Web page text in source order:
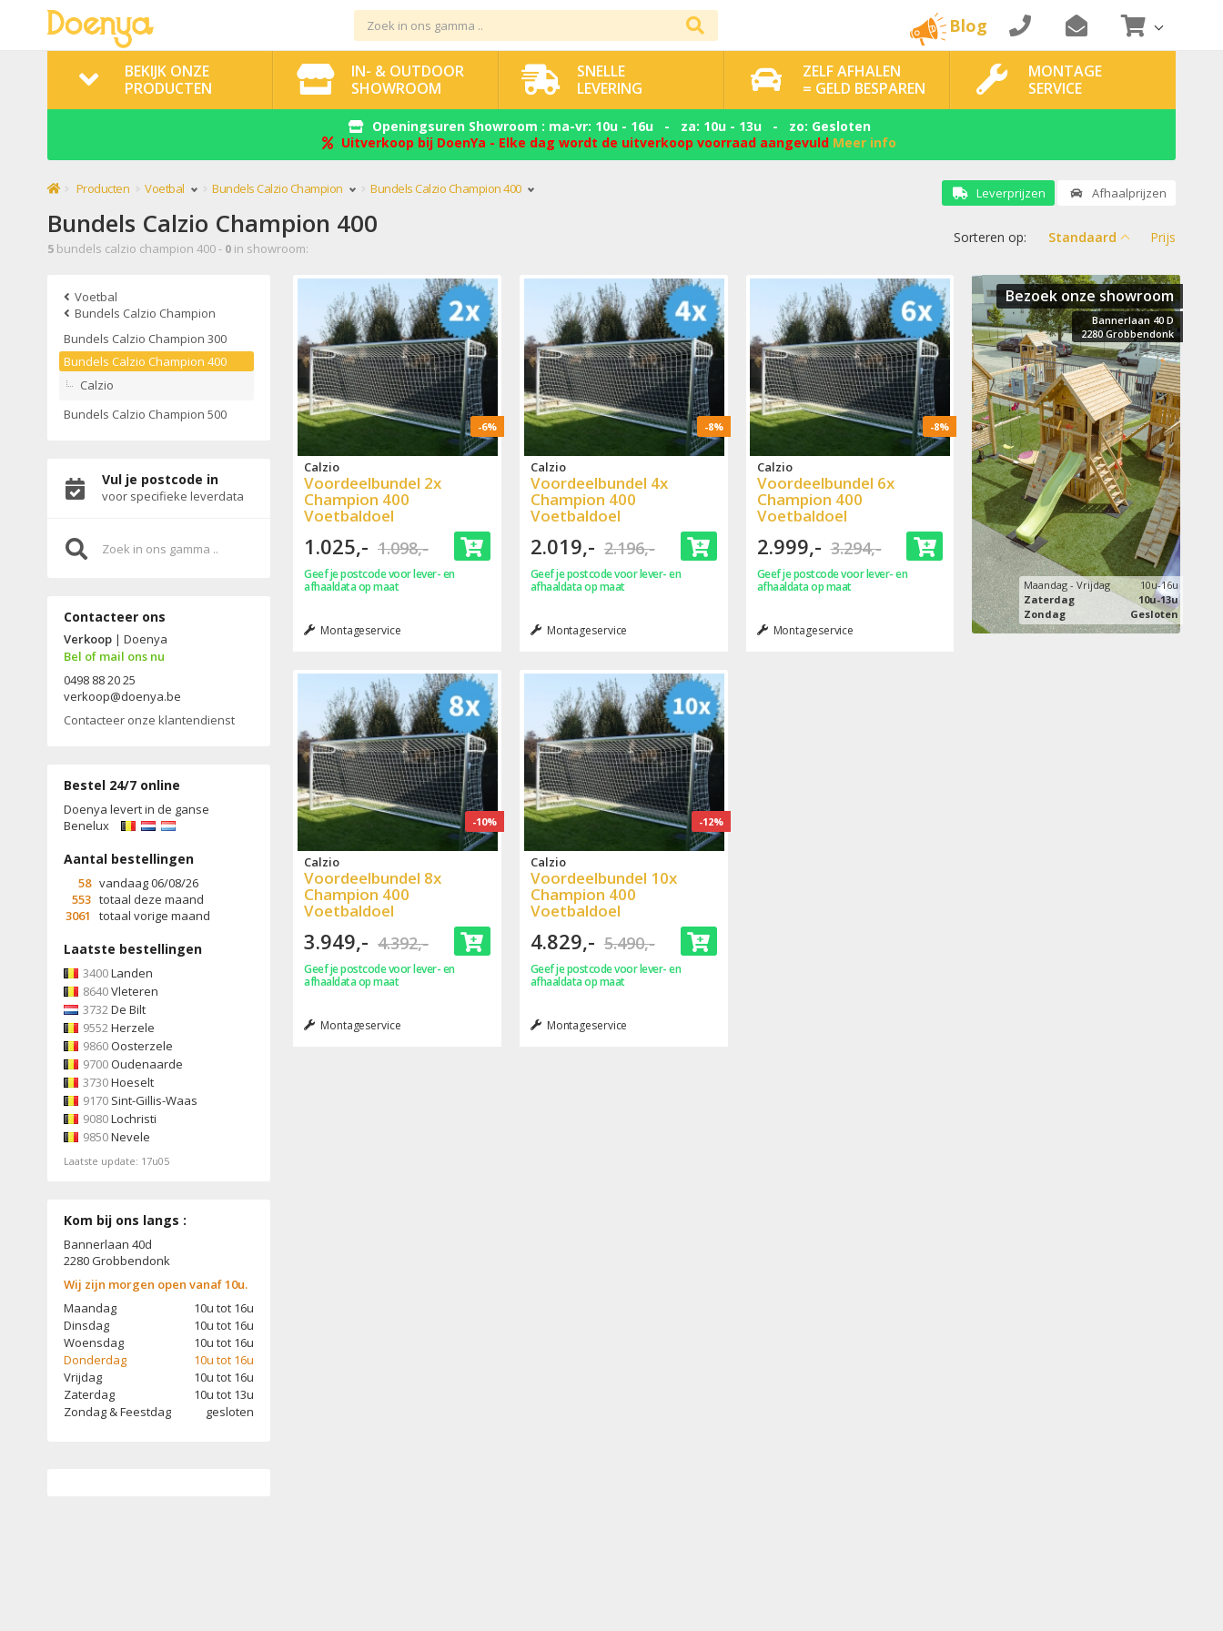
Blog
BEKIJK ONZE
PRODUCTEN
IN- & OUTDOOR
SHOWROOM
SNELLE
LEVERING
ZELF AFHALEN
= GELD BESPAREN
MONTAGE
SERVICE
Openingsuren Showroom : ma-vr: 10u - 16u - za: 10u - 13u - zo: Gesloten
Uitverkoop bij DoenYa - Elke dag wordt de uitverkoop voorraad aangevuld Meer info
Producten Voetbal Bundels Calzio Champion Bundels Calzio Champion 400 Leverprijzen Afhaalprijzen
Bundels Calzio Champion 400
5 bundels calzio champion 400 - 0 in showroom:
Sorteren op: Standaard Prijs
Voetbal
Bundels Calzio Champion
Bundels Calzio Champion 300
Bundels Calzio Champion 400
Calzio
Bundels Calzio Champion 500
Vul je postcode in
voor specifieke leverdata
Contacteer ons
Verkoop | Doenya
Bel of mail ons nu
0498 88 20 25
verkoop@doenya.be
Contacteer onze klantendienst
Bestel 24/7 online
Doenya levert in de ganse
Benelux
Aantal bestellingen
58 vandaag 06/08/26
553 totaal deze maand
3061
totaal vorige maand
Laatste bestellingen
3400Landen
8640Vleteren
3732De Bilt
9552Herzele
9860Oosterzele
9700Oudenaarde
3730Hoeselt
9170 Sint-Gillis-Waas
9080Lochristi
9850Nevele
Laatste update: 17u05
Kom bij ons langs :
Bannerlaan 40d
2280 Grobbendonk
Wij zijn morgen open vanaf 10u.
Maandag
10u tot 16u
Dinsdag
10u tot 16u
Woensdag
10u tot 16u
Donderdag
10u tot 16u
Vrijdag
10u tot 16u
Zaterdag
10u tot 13u
Zondag& Feestdag gesloten
-6%
Calzio
Voordeelbundel 2x
Champion 400
Voetbaldoel
1.025,- 1.098,-
Geef je postcode voor lever- en
afhaaldata op maat
Montageservice
-8%
Calzio
Voordeelbundel 4x
Champion 400
Voetbaldoel
2.019,- 2.196,-
Geef je postcode voor lever- en
afhaaldata op maat
Montageservice
-8%
Calzio
Voordeelbundel 6x
Champion 400
Voetbaldoel
2.999,- 3.294,-
Geef je postcode voor lever- en
afhaaldata op maat
Montageservice
Bezoek onze showroom
Bannerlaan 40 D
2280 Grobbendonk
Maandag - Vrijdag
10u-16u
Zaterdag
10u-13u
Zondag
Gesloten
-10%
Calzio
Voordeelbundel 8x
Champion 400
Voetbaldoel
3.949,- 4.392,-
Geef je postcode voor lever- en
afhaaldata op maat
Montageservice
-12%
Calzio
Voordeelbundel 10x
Champion 400
Voetbaldoel
4.829,- 5.490,-
Geef je postcode voor lever- en
afhaaldata op maat
Montageservice